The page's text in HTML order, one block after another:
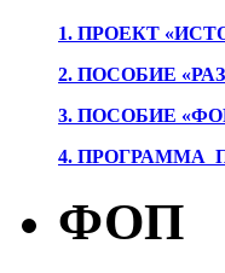
1. ПРОЕКТ
2. ПОСОБИЕ
3. ПОСОБИЕ
4. ПРОГРАММА
ФОП